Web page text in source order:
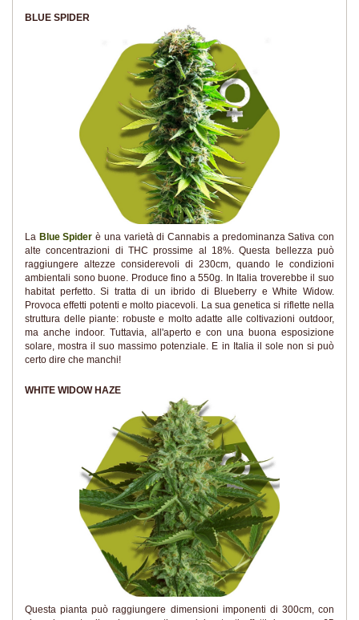
BLUE SPIDER
La Blue Spider è una varietà di Cannabis a predominanza Sativa con
alte concentrazioni di THC prossime al 18%. Questa bellezza può
raggiungere altezze considerevoli di 230cm, quando le condizioni
ambientali sono buone. Produce fino a 550g. In Italia troverebbe il suo
habitat perfetto. Si tratta di un ibrido di Blueberry e White Widow.
Provoca effetti potenti e molto piacevoli. La sua genetica si riflette nella
struttura delle piante: robuste e molto adatte alle coltivazioni outdoor,
ma anche indoor. Tuttavia, all'aperto e con una buona esposizione
solare, mostra il suo massimo potenziale. E in Italia il sole non si può
certo dire che manchi!
WHITE WIDOW HAZE
Questa pianta può raggiungere dimensioni imponenti di 300cm, con